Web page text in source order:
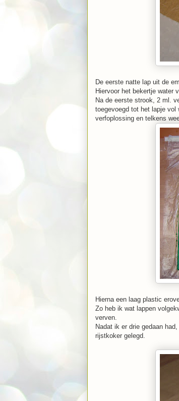
De eerste natte lap uit de
Hiervoor het bekertje water
Na de eerste strook, 2 ml.
toegevoegd tot het lapje vol
verfoplossing en telkens
Hierna een laag plastic
Zo heb ik wat lappen
verven.
Nadat ik er drie gedaan
rijstkoker gelegd.